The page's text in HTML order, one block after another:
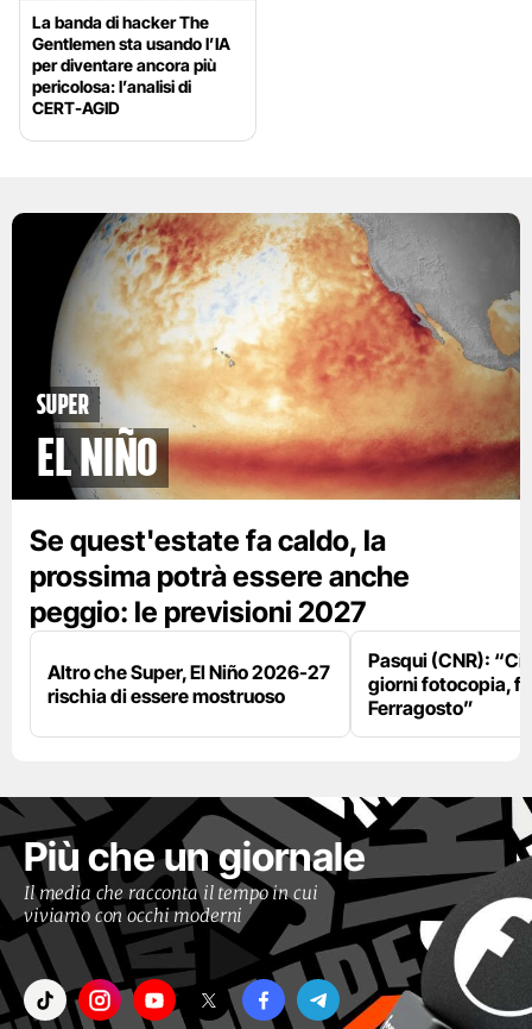
La banda di hacker The
Gentlemen sta usando l’IA
per diventare ancora più
pericolosa: l’analisi di
CERT-AGID
Super
El Niño
Se quest'estate fa caldo, la
prossima potrà essere anche
peggio: le previsioni 2027
Altro che Super, El Niño 2026-27
rischia di essere mostruoso
Pasqui (CNR):
giorni fotocopia,
Ferragosto”
Più che un giornale
Il media che racconta il tempo in cui
viviamo con occhi moderni